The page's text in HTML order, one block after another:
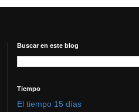
Buscar en este blog
Tiempo
El tiempo 15 días